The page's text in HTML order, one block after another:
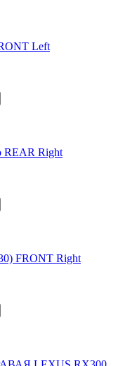
Left
REAR Right
FRONT Right